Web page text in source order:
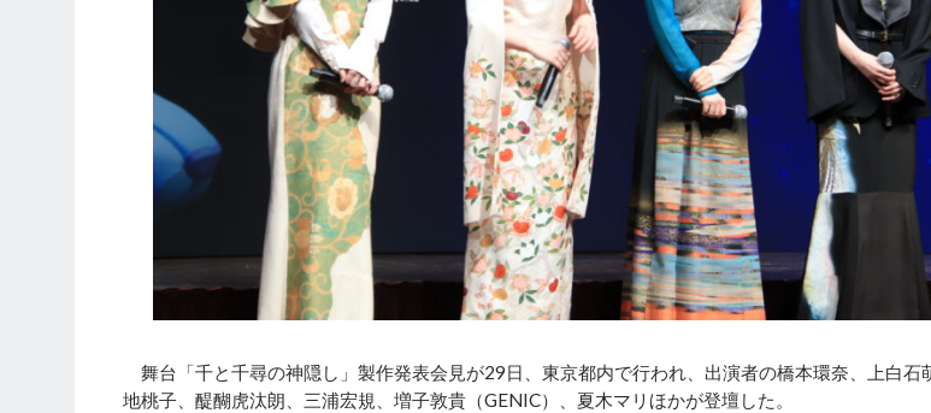
舞台「千と千尋の神隠し」製作発表会見が29日、東京都内で行われ、出演者の橋本環奈、上白石
地桃子、醍醐虎汰朗、三浦宏規、増子敦貴（GENIC）、夏木マリほかが登壇した。